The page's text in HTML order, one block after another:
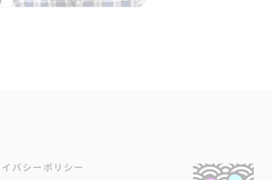
バシーポリシー